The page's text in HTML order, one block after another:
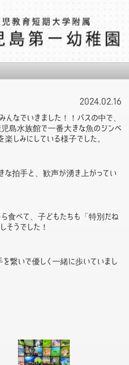
2024.02.16
なでいきました！！バスの中で、
島水族館で一番大きな魚のジンベ
楽しみにしている様子でした。
な拍手と、歓声が湧き上がってい
食べて、子どもたちも「特別だね
そうでした！
繋いで優しく一緒に歩いていまし